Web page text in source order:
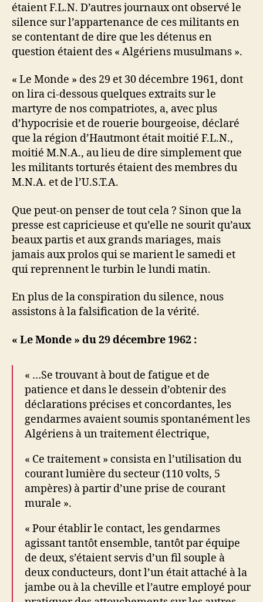
étaient F.L.N. D’autres journaux ont observé le
silence sur l’appartenance de ces militants en
se contentant de dire que les détenus en
question étaient des « Algériens musulmans ».
« Le Monde » des 29 et 30 décembre 1961, dont
on lira ci-dessous quelques extraits sur le
martyre de nos compatriotes, a, avec plus
d’hypocrisie et de rouerie bourgeoise, déclaré
que la région d’Hautmont était moitié F.L.N.,
moitié M.N.A., au lieu de dire simplement que
les militants torturés étaient des membres du
M.N.A. et de l’U.S.T.A.
Que peut-on penser de tout cela ? Sinon que la
presse est capricieuse et qu’elle ne sourit qu’aux
beaux partis et aux grands mariages, mais
jamais aux prolos qui se marient le samedi et
qui reprennent le turbin le lundi matin.
En plus de la conspiration du silence, nous
assistons à la falsification de la vérité.
« Le Monde » du 29 décembre 1962 :
« …Se trouvant à bout de fatigue et de
patience et dans le dessein d’obtenir des
déclarations précises et concordantes, les
gendarmes avaient soumis spontanément les
Algériens à un traitement électrique,
« Ce traitement » consista en l’utilisation du
courant lumière du secteur (110 volts, 5
ampères) à partir d’une prise de courant
murale ».
« Pour établir le contact, les gendarmes
agissant tantôt ensemble, tantôt par équipe
de deux, s’étaient servis d’un fil souple à
deux conducteurs, dont l’un était attaché à la
jambe ou à la cheville et l’autre employé pour